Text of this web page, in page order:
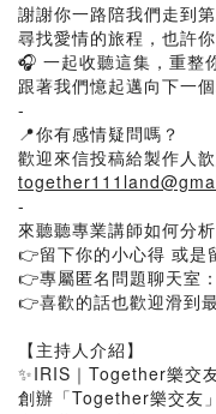
謝謝你一路陪我們走到
尋找愛情的旅程，也許
🎧 一起收聽這集，重整
跟著我們憶起邁向下一
-
📍你有感情疑問嗎？
歡迎來信投稿給製作人
-
來聽聽專業講師如何分
👉留下你的小心得 或是
👉專屬匿名問題聊天室：
👉喜歡的話也歡迎滑到
【主持人介紹】
✨IRIS｜Together樂交
創辦「Together樂交友